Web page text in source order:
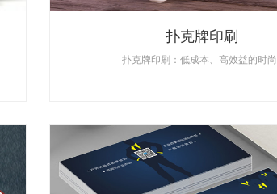
扑克牌印刷
扑克牌印刷：低成本、高效益的时尚